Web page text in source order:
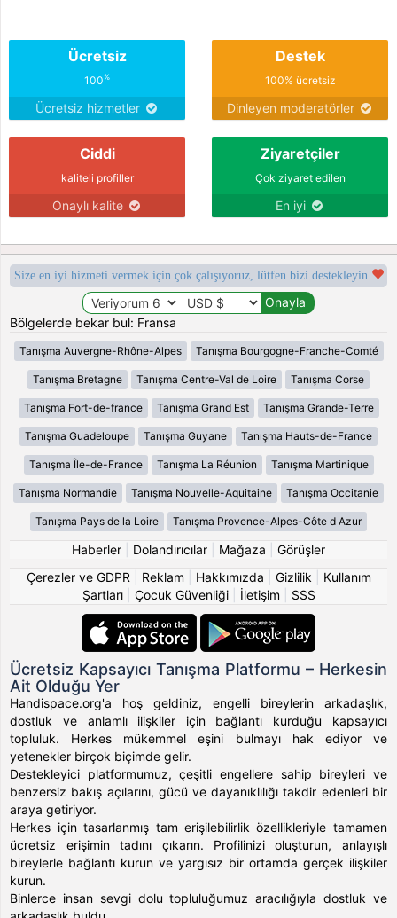
Ücretsiz
100%
Ücretsiz hizmetler
Destek
100% ücretsiz
Dinleyen moderatörler
Ciddi
kaliteli profiller
Onaylı kalite
Ziyaretçiler
Çok ziyaret edilen
En iyi
Size en iyi hizmeti vermek için çok çalışıyoruz, lütfen bizi destekleyin
Bölgelerde bekar bul: Fransa
Tanışma Auvergne-Rhône-Alpes Tanışma Bourgogne-Franche-Comté
Tanışma Bretagne Tanışma Centre-Val de Loire Tanışma Corse
Tanışma Fort-de-france Tanışma Grand Est Tanışma Grande-Terre
Tanışma Guadeloupe Tanışma Guyane Tanışma Hauts-de-France
Tanışma Île-de-France Tanışma La Réunion Tanışma Martinique
Tanışma Normandie Tanışma Nouvelle-Aquitaine Tanışma Occitanie
Tanışma Pays de la Loire Tanışma Provence-Alpes-Côte d Azur
Haberler Dolandırıcılar Mağaza
Görüşler
Çerezler ve GDPR
Reklam Hakkımızda Gizlilik
Kullanım
Şartları| Çocuk Güvenliği| İletişim SSS
Ücretsiz Kapsayıcı Tanışma Platformu – Herkesin
Ait Olduğu Yer
Handispace.org'a hoş geldiniz, engelli bireylerin arkadaşlık,
dostluk ve anlamlı ilişkiler için bağlantı kurduğu kapsayıcı
topluluk. Herkes mükemmel eşini bulmayı hak ediyor ve
yetenekler birçok biçimde gelir.
Destekleyici platformumuz, çeşitli engellere sahip bireyleri ve
benzersiz bakış açılarını, gücü ve dayanıklılığı takdir edenleri bir
araya getiriyor.
Herkes için tasarlanmış tam erişilebilirlik özellikleriyle tamamen
ücretsiz erişimin tadını çıkarın. Profilinizi oluşturun, anlayışlı
bireylerle bağlantı kurun ve yargısız bir ortamda gerçek ilişkiler
kurun.
Binlerce insan sevgi dolu topluluğumuz aracılığıyla dostluk ve